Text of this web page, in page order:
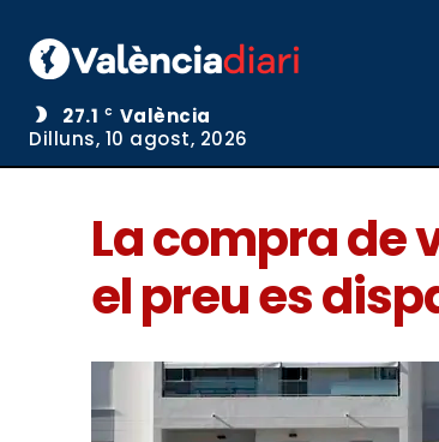
27.1 C
València
Dilluns, 10 agost, 2026
La compra de
el preu es